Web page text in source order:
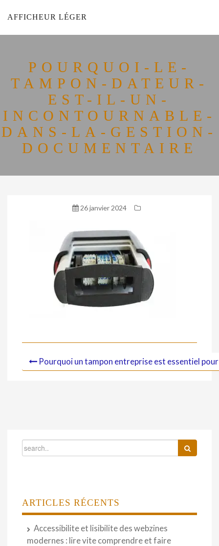
AFFICHEUR LÉGER
POURQUOI-LE-
TAMPON-DATEUR-
EST-IL-UN-
INCONTOURNABLE-
DANS-LA-GESTION-
DOCUMENTAIRE
26 janvier 2024
Pourquoi un tampon entreprise est essentiel
ARTICLES RÉCENTS
Accessibilite et lisibilite des webzines
modernes : lire vite comprendre et faire